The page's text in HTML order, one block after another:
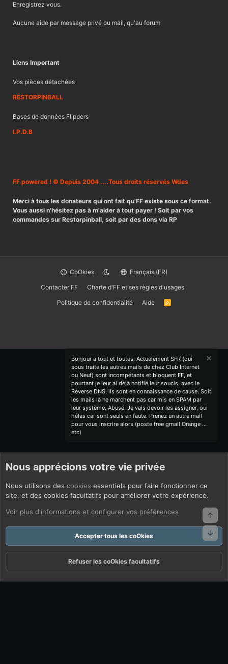
Enregistrez vous.
Aucune aide par message privé ou mail, qu'au forum
Liens Important
Vos pièces détachées
RESTORPINBALL
Bases de données Flippers
I.P.D.B
FF powered ! © Depuis 2004 ....Tous droits réservés Wdes
Merci à tous les donateurs qui ont fait qu'FF existe sous ce format.
Vous aussi n'hésitez pas à m'aider à tout payer ! Soit par vos
commandes sur Restorpinball, soit par des dons via RP
CoOkies
Français (FR)
Contacter FF
Charte d'FF et ses règles d'usages
Politique de confidentialité
Aide
R
Bonjour a tout et toutes. Actuelement SFR (qui
sous traite les autres mails de chez Club Internet
ou Neuf) sont incompétants et bloquent FF, et
pourtant je leur ai déjà notifié leur soucis, avec le
Reverse DNS, ils sont en connaissance de cause. Soit
les mails là ne marchent pas car mis en SPAM par
leur système. Abusé. Je vais devoir les assigner, oui
hélas car sont seuls en faute. Prenez un autre mail
pour vous inscrire alors (poste free gmail Orange ...
etc)
Nous apprécions votre vie privée
Nous utilisons des cookies essentiels pour faire fonctionner ce
site, et des cookies facultatifs pour améliorer votre expérience.
Voir plus d'informations et configurer vos préférences
Accepter tous les coOkies
Refuser les coOkies facultatifs